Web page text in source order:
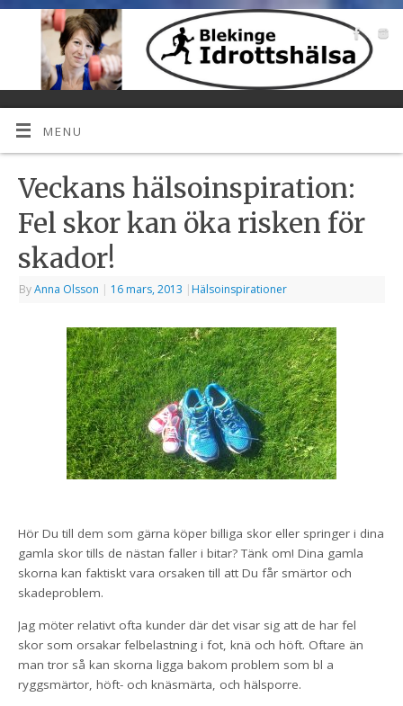
MENU
Veckans hälsoinspiration:
Fel skor kan öka risken för
skador!
ByAnna Olsson | 16 mars, 2013 | Hälsoinspirationer
Hör Du till dem som gärna köper billiga skor eller springer i dina
gamla skor tills de nästan faller i bitar? Tänk om! Dina gamla
skorna kan faktiskt vara orsaken till att Du får smärtor och
skadeproblem.
Jag möter relativt ofta kunder där det visar sig att de har fel
skor som orsakar felbelastning i fot, knä och höft. Oftare än
man tror så kan skorna ligga bakom problem som bl a
ryggsmärtor, höft- och knäsmärta, och hälsporre.